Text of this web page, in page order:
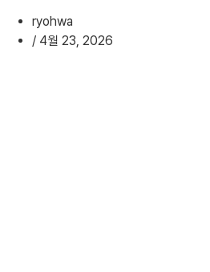
ryohwa
/ 4월 23, 2026